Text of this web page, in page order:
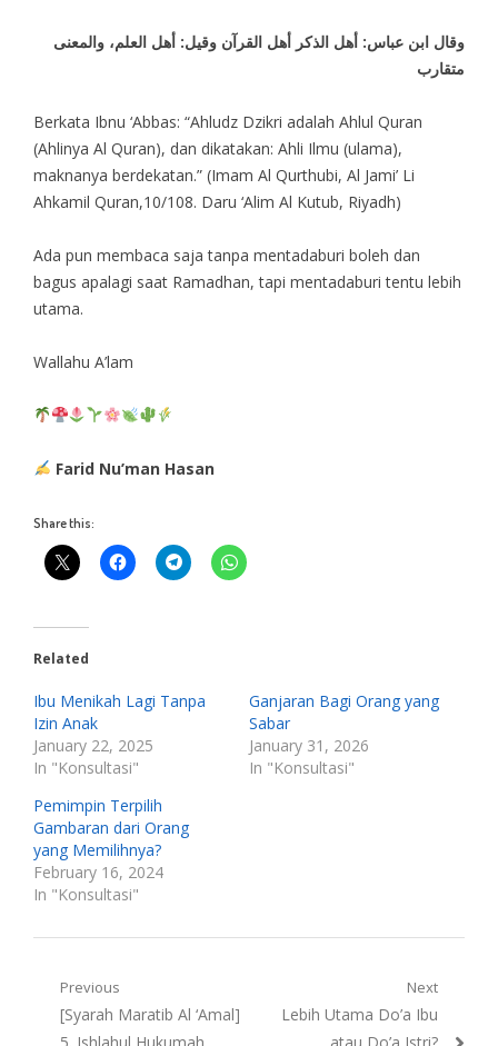
وقال ابن عباس: أهل الذكر أهل القرآن وقيل: أهل العلم، والمعنى
متقارب
Berkata Ibnu ‘Abbas: “Ahludz Dzikri adalah Ahlul Quran
(Ahlinya Al Quran), dan dikatakan: Ahli Ilmu (ulama),
maknanya berdekatan.” (Imam Al Qurthubi, Al Jami’ Li
Ahkamil Quran,10/108. Daru ‘Alim Al Kutub, Riyadh)
Ada pun membaca saja tanpa mentadaburi boleh dan
bagus apalagi saat Ramadhan, tapi mentadaburi tentu lebih
utama.
Wallahu A’lam
Farid Nu’man Hasan
Share this:
Related
Ibu Menikah Lagi Tanpa
Izin Anak
January 22, 2025
In "Konsultasi"
Ganjaran Bagi Orang yang
Sabar
January 31, 2026
In "Konsultasi"
Pemimpin Terpilih
Gambaran dari Orang
yang Memilihnya?
February 16, 2024
In "Konsultasi"
Post
navigation
Previous
Previous
post:
[Syarah Maratib Al ‘Amal]
Next
Next
Lebih Utama Do’a Ibu